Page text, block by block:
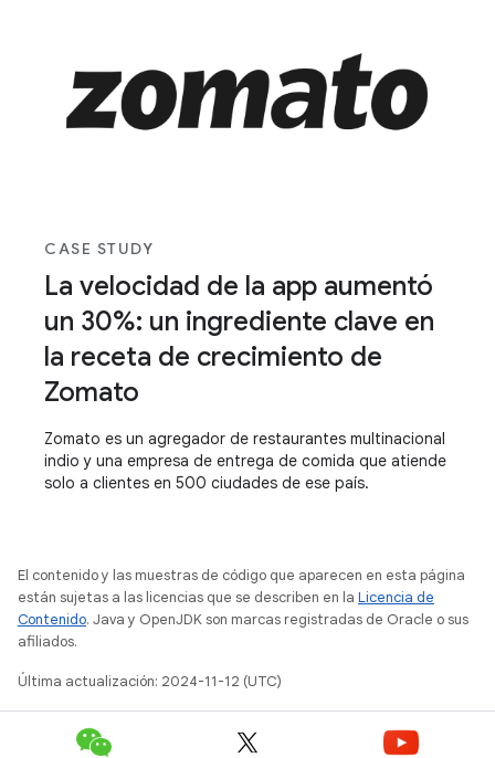
CASE STUDY
La velocidad de la app aumentó
un 30%: un ingrediente clave en
la receta de crecimiento de
Zomato
Zomato es un agregador de restaurantes multinacional
indio y una empresa de entrega de comida que atiende
solo a clientes en 500 ciudades de ese país.
El contenido y las muestras de código que aparecen en esta página
están sujetas a las licencias que se describen en la Licencia de
Contenido. Java y OpenJDK son marcas registradas de Oracle o sus
afiliados.
Última actualización: 2024-11-12 (UTC)